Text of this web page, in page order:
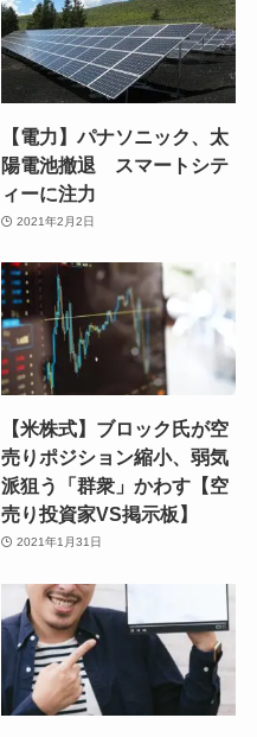
【電力】パナソニック、太
陽電池撤退 スマートシテ
ィーに注力
2021年2月2日
【米株式】ブロック氏が空
売りポジション縮小、弱気
派狙う「群衆」かわす【空
売り投資家VS掲示板】
2021年1月31日